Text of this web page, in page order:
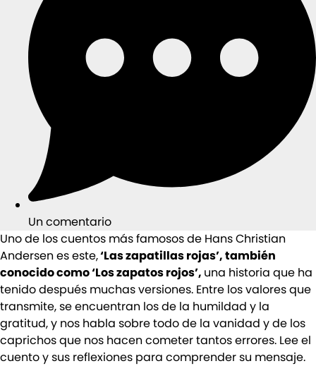
Un comentario
Uno de los cuentos más famosos de Hans Christian
Andersen es este,‘Las zapatillas rojas’, también
conocido como ‘Los zapatos rojos’, una historia que ha
tenido después muchas versiones. Entre los valores que
transmite, se encuentran los de la humildad y la
gratitud, y nos habla sobre todo de la vanidad y de los
caprichos que nos hacen cometer tantos errores. Lee el
cuento y sus reflexiones para comprender su mensaje.